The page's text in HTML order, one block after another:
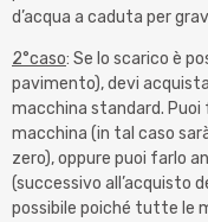
d’acqua a caduta per
2°caso: Se lo scarico è
pavimento), devi
macchina standard.
macchina (in tal caso
zero), oppure puoi farlo
(successivo all’acquisto
possibile poiché tutte le